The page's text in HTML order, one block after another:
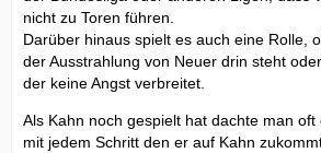
nicht zu Toren führen.
Darüber hinaus spielt es auch eine Rolle,
der Ausstrahlung von Neuer drin steht
der keine Angst verbreitet.
Als Kahn noch gespielt hat dachte man oft
mit jedem Schritt den er auf Kahn